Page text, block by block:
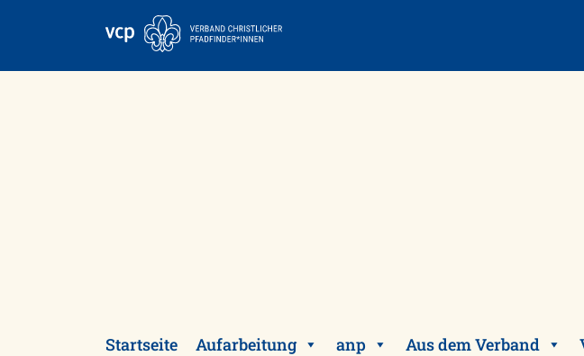
Startseite Aufarbeitung anp Aus dem Verband